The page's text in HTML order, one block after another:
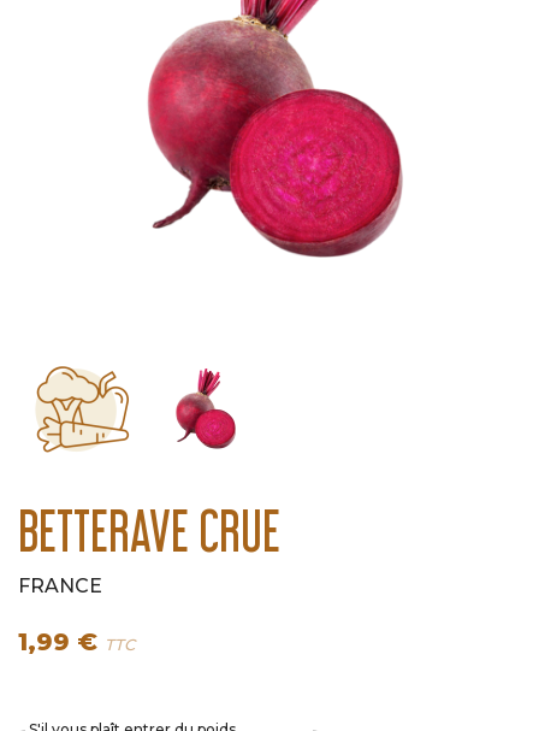
BETTERAVE CRUE
FRANCE
1,99 € TTC